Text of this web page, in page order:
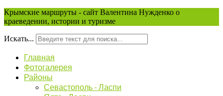
Крымские маршруты - сайт Валентина Нужденко о
краеведении, истории и туризме
Искать...
Главная
Фотогалерея
Районы
Севастополь - Ласпи